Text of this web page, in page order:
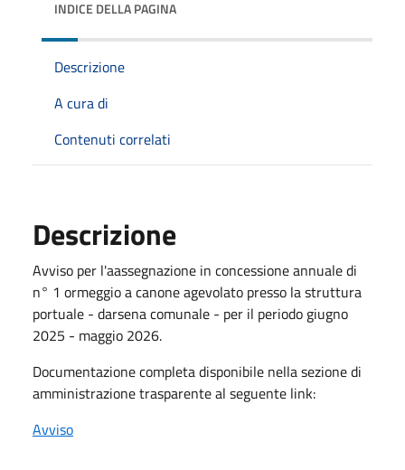
INDICE DELLA PAGINA
Descrizione
A cura di
Contenuti correlati
Descrizione
Avviso per l'aassegnazione in concessione annuale di
n° 1 ormeggio a canone agevolato presso la struttura
portuale - darsena comunale - per il periodo giugno
2025 - maggio 2026.
Documentazione completa disponibile nella sezione di
amministrazione trasparente al seguente link:
Avviso